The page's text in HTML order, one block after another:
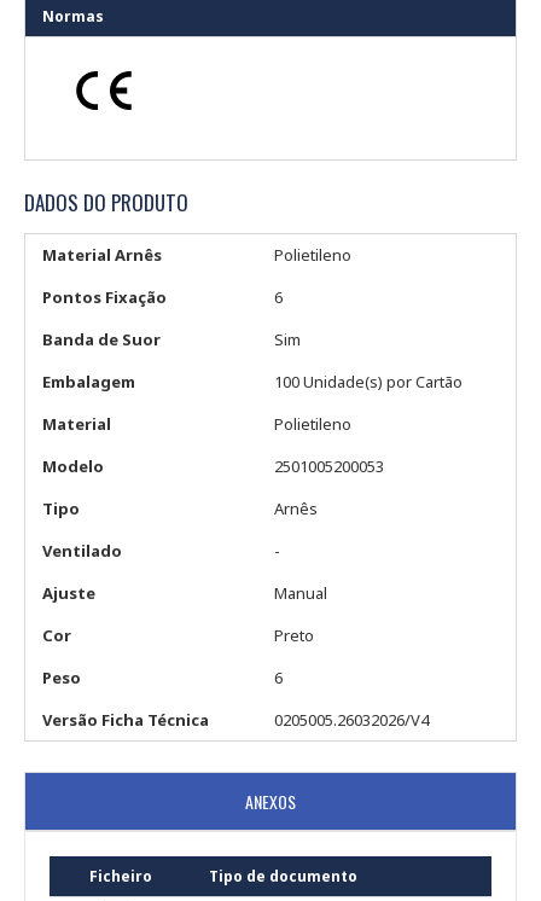
Normas
DADOS DO PRODUTO
Material Arnês
Polietileno
Pontos Fixação
6
Banda de Suor
Sim
Embalagem
100 Unidade(s) por Cartão
Material
Polietileno
Modelo
2501005200053
Tipo
Arnês
Ventilado
-
Ajuste
Manual
Cor
Preto
Peso
6
Versão Ficha Técnica
0205005.26032026/V4
ANEXOS
Ficheiro Tipo de documento